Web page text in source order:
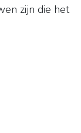
zijn die het